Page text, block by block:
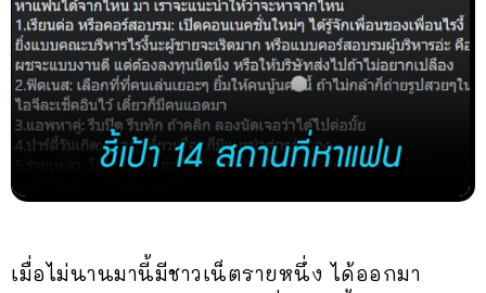
เมื่อไม่นานมานี้มีชาวเน็ตรายหนึ่ง ได้ออกมา